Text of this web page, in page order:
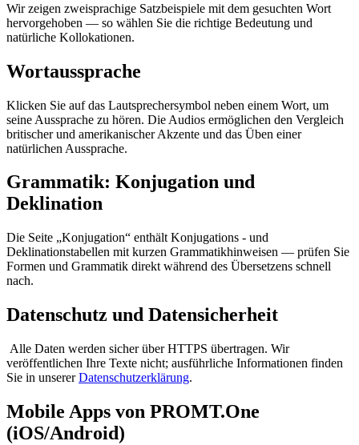
Wir zeigen zweisprachige Satzbeispiele mit dem gesuchten Wort
hervorgehoben — so wählen Sie die richtige Bedeutung und
natürliche Kollokationen.
Wortaussprache
Klicken Sie auf das Lautsprechersymbol neben einem Wort, um
seine Aussprache zu hören. Die Audios ermöglichen den Vergleich
britischer und amerikanischer Akzente und das Üben einer
natürlichen Aussprache.
Grammatik: Konjugation und
Deklination
Die Seite „Konjugation“ enthält Konjugations - und
Deklinationstabellen mit kurzen Grammatikhinweisen — prüfen Sie
Formen und Grammatik direkt während des Übersetzens schnell
nach.
Datenschutz und Datensicherheit
Alle Daten werden sicher über HTTPS übertragen. Wir
veröffentlichen Ihre Texte nicht; ausführliche Informationen finden
Sie in unsererDatenschutzerklärung.
Mobile Apps von PROMT.One
(iOS/Android)